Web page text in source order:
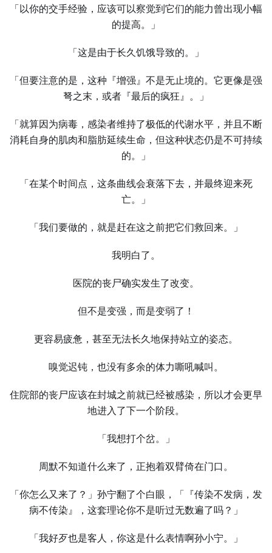
「以你的交手经验，应该可以察觉到它们的能力曾出现小幅
的提高。」
「这是由于长久饥饿导致的。」
「但要注意的是，这种『增强』不是无止境的。它更像是强
弩之末，或者『最后的疯狂』。」
「就算因为病毒，感染者维持了极低的代谢水平，并且不断
消耗自身的肌肉和脂肪延续生命，但这种状态仍是不可持续
的。」
「在某个时间点，这条曲线会衰落下去，并最终迎来死
亡。」
「我们要做的，就是赶在这之前把它们救回来。」
我明白了。
医院的丧尸确实发生了改变。
但不是变强，而是变弱了！
更容易疲惫，甚至无法长久地保持站立的姿态。
嗅觉迟钝，也没有多余的体力嘶吼喊叫。
住院部的丧尸应该在封城之前就已经被感染，所以才会更早
地进入了下一个阶段。
「我想打个岔。」
周默不知道什么来了，正抱着双臂倚在门口。
「你怎么又来了？」孙宁翻了个白眼，「『传染不发病，发
病不传染』，这套理论你不是听过无数遍了吗？」
「我好歹也是客人，你这是什么表情啊孙小宁。」